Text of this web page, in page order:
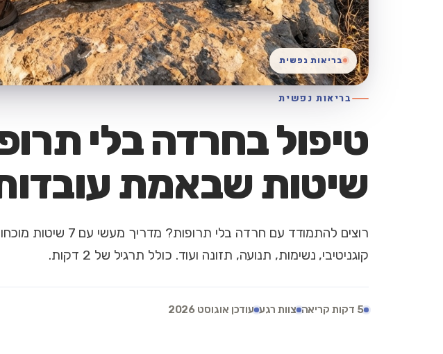
בריאות נפשית
שיטות שבאמת
רוצים להתמודד עם חרדה בלי
קוגניטיבי, נשימות, תנועה, תזונה ועוד. כולל תרגיל של 2 דקות.
5 דקות קריאה צוות רגע עודכן אוגוסט 2026
בריאות נפשית